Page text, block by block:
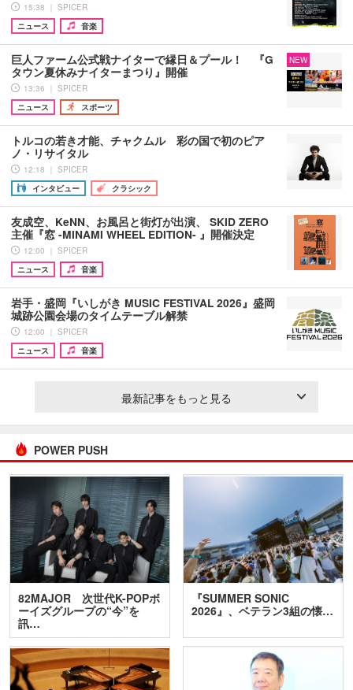
15:38 ｜ SPICER
ニュース
音楽
巨人ファーム公式戦ナイターで縁日＆プール！ 『G
タウン夏休みナイターまつり』開催
13:36 ｜ SPICER
ニュース
スポーツ
NEW
トルコの若き才能、チャクムル 彩の国で初のピア
ノ・リサイタル
12:18 ｜ SPICER
インタビュー
クラシック
友成空、KeNN、お風呂と街灯が出演、 SKID ZERO
主催『窓 -MINAMI WHEEL EDITION- 』開催決定
12:00 ｜ SPICER
ニュース
音楽
岩手・盛岡『いしがき MUSIC FESTIVAL 2026』盛岡
城跡公園会場のタイムテーブル解禁
12:00 ｜ SPICER
ニュース
音楽
最新記事をもっと見る
POWER PUSH
82MAJOR 次世代K-POPボ
ーイズグループの“今”を
訊…
『SUMMER SONIC
2026』、ベテラン3組の懐…